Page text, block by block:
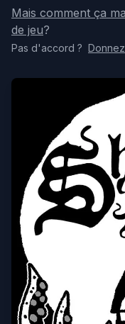
Mais comment ça
de jeu?
Pas d'accord ?